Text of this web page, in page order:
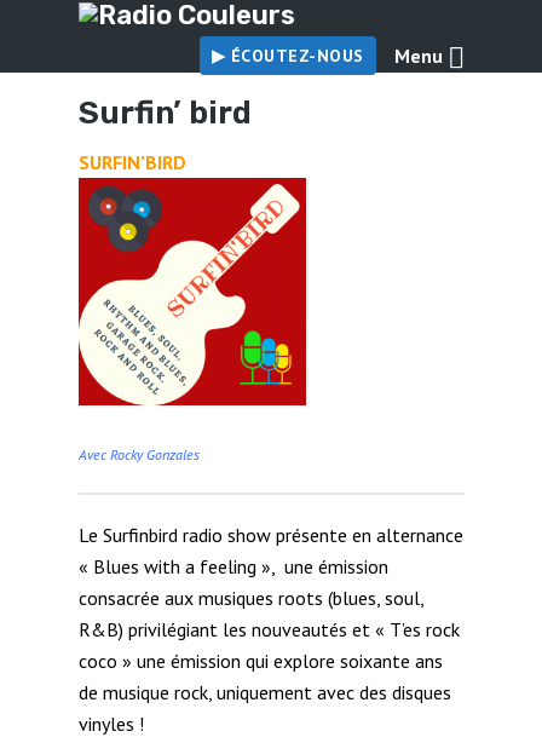
▶︎ ÉCOUTEZ-NOUS Menu
Surfin’ bird
SURFIN’BIRD
Avec Rocky Gonzales
Le Surfinbird radio show présente en alternance
« Blues with a feeling », une émission
consacrée aux musiques roots (blues, soul,
R&B) privilégiant les nouveautés et « T’es rock
coco » une émission qui explore soixante ans
de musique rock, uniquement avec des disques
vinyles !